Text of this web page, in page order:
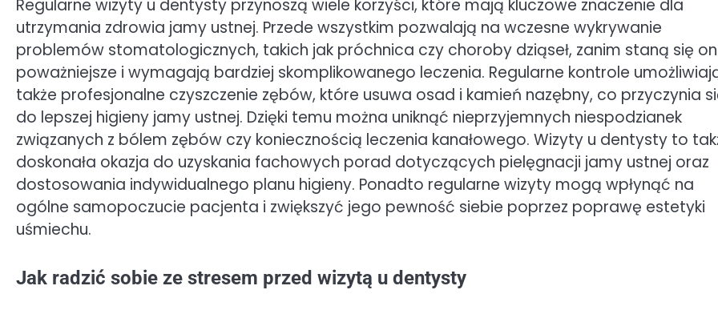
Regularne wizyty u dentysty przynoszą wiele korzyści, które mają kluczowe znaczenie dla
utrzymania zdrowia jamy ustnej. Przede wszystkim pozwalają na wczesne wykrywanie
problemów stomatologicznych, takich jak próchnica czy choroby dziąseł, zanim staną się
poważniejsze i wymagają bardziej skomplikowanego leczenia. Regularne kontrole
także profesjonalne czyszczenie zębów, które usuwa osad i kamień nazębny, co przyczynia
do lepszej higieny jamy ustnej. Dzięki temu można uniknąć nieprzyjemnych niespodzianek
związanych z bólem zębów czy koniecznością leczenia kanałowego. Wizyty u dentysty to
doskonała okazja do uzyskania fachowych porad dotyczących pielęgnacji jamy ustnej oraz
dostosowania indywidualnego planu higieny. Ponadto regularne wizyty mogą wpłynąć na
ogólne samopoczucie pacjenta i zwiększyć jego pewność siebie poprzez poprawę estetyki
uśmiechu.
Jak radzić sobie ze stresem przed wizytą u dentysty